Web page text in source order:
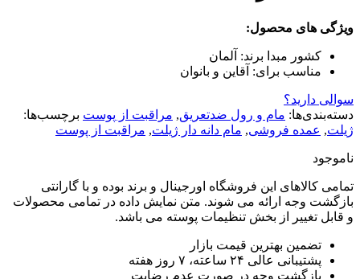
ویژگی های محصول:
کشور مبدا برند: آلمان
مناسب برای: آقاین و بانوان
سوالی دارید؟
دسته‌بندی‌ها: مام و رول ضدتعریق, مراقبت از پوست برچسب‌ها:
ژیلت, عمده فروشی, مام دانه دار ژیلت, مراقبت از پوست
ناموجود
تمامی کالاهای این فروشگاه اورجینال و برند بوده و با گارانتی
بازگشت وجه ارائه می شوند. متن نمایش داده در تمامی محصولات
و قابل تغییر از بخش تنظیمات پوسته می باشد.
تضمین بهترین قیمت بازار
پشتیبانی عالی ۲۴ ساعته، ۷ روز هفته
بازگشت وجه در صورت عدم رضایت